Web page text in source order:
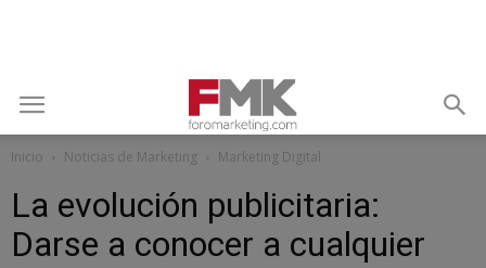
Inicio Noticias de Marketing Marketing Digital
La evolución publicitaria:
Darse a conocer a cualquier